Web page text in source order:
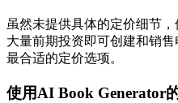
虽然未提供具体的定价细节，
大量前期投资即可创建和销
最合适的定价选项。
使用AI Book Generator